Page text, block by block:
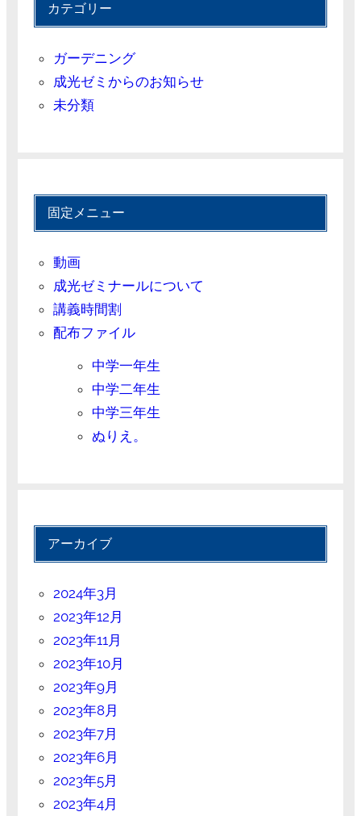
カテゴリー
ガーデニング
成光ゼミからのお知らせ
未分類
固定メニュー
動画
成光ゼミナールについて
講義時間割
配布ファイル
中学一年生
中学二年生
中学三年生
ぬりえ。
アーカイブ
2024年3月
2023年12月
2023年11月
2023年10月
2023年9月
2023年8月
2023年7月
2023年6月
2023年5月
2023年4月